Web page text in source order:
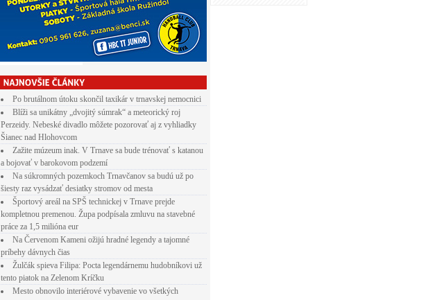
Po brutálnom útoku skončil taxikár v trnavskej nemocnici
Blíži sa unikátny „dvojitý súmrak“ a meteorický roj
Perzeidy. Nebeské divadlo môžete pozorovať aj z vyhliadky
Šianec nad Hlohovcom
Zažite múzeum inak. V Trnave sa bude trénovať s katanou
a bojovať v barokovom podzemí
Na súkromných pozemkoch Trnavčanov sa budú už po
šiesty raz vysádzať desiatky stromov od mesta
Športový areál na SPŠ technickej v Trnave prejde
kompletnou premenou. Župa podpísala zmluvu na stavebné
práce za 1,5 milióna eur
Na Červenom Kameni ožijú hradné legendy a tajomné
príbehy dávnych čias
Žulčák spieva Filipa: Pocta legendárnemu hudobníkovi už
tento piatok na Zelenom Kríčku
Mesto obnovilo interiérové vybavenie vo všetkých